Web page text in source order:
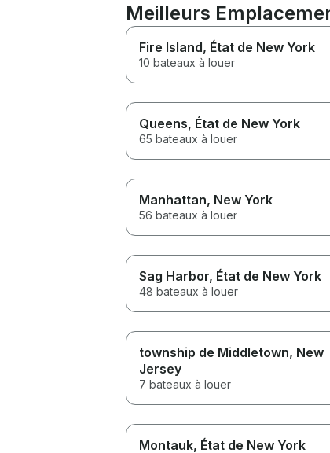
Meilleurs
Fire Island, État de New York
10 bateaux à louer
Queens, État de New York
65 bateaux à louer
Manhattan, New York
56 bateaux à louer
Sag Harbor, État de New York
48 bateaux à louer
township de Middletown, New
Jersey
7 bateaux à louer
Montauk, État de New York